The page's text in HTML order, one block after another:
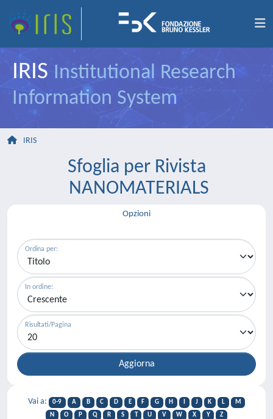
IRIS Institutional Research
Information System
IRIS
Sfoglia per Rivista
NANOMATERIALS
Opzioni
Ordina per:
In ordine:
Risultati/Pagina
Vai a: 0-9 A B C D E F G H J K L
M
N
O P Q R S T U V W X Y Z